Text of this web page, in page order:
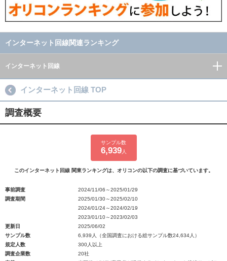
インターネット回線関連ランキング
インターネット回線
インターネット回線 TOP
調査概要
サンプル数
6,939人
このインターネット回線 関東ランキングは、オリコンの以下の調査に基づいています。
事前調査
2024/11/06～2025/01/29
調査期間
2025/01/30～2025/02/10
2024/01/24～2024/02/19
2023/01/10～2023/02/03
更新日
2025/06/02
サンプル数
6,939人（全国調査における総サンプル数24,634人）
規定人数
300人以上
調査企業数
20社